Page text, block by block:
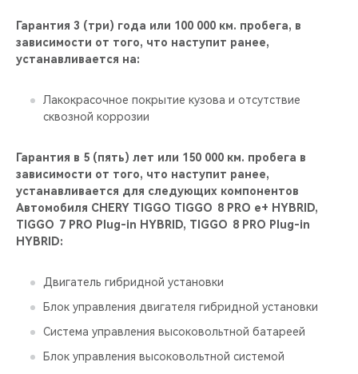
Гарантия 3 (три) года или 100 000 км. пробега, в
зависимости от того, что наступит ранее,
устанавливается на:
Лакокрасочное покрытие кузова и отсутствие
сквозной коррозии
Гарантия в 5 (пять) лет или 150 000 км. пробега в
зависимости от того, что наступит ранее,
устанавливается для следующих компонентов
Автомобиля CHERY TIGGO TIGGO 8 PRO е+ HYBRID,
TIGGO 7 PRO Plug-in HYBRID, TIGGO 8 PRO Plug-in
HYBRID:
Двигатель гибридной установки
Блок управления двигателя гибридной установки
Система управления высоковольтной батареей
Блок управления высоковольтной системой